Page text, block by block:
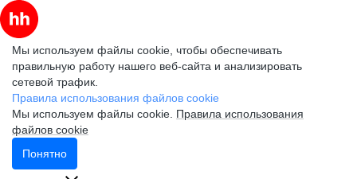
Мы используем файлы cookie, чтобы обеспечивать
правильную работу нашего веб-сайта и анализировать
сетевой трафик.
Правила использования файлов cookie
Мы используем файлы cookie. Правила использования
файлов cookie
Понятно